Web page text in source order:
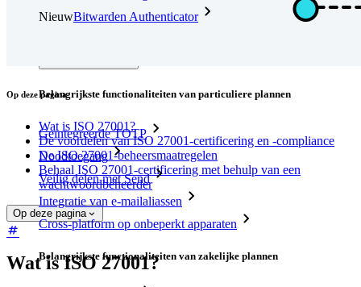
NieuwBitwarden Authenticator
Belangrijkste functionaliteiten van particuliere plannen
Geïntegreerde TOTP
Noodtoegang
Veilig delen met Send
Integratie van e-mailaliassen
Cross-platform op onbeperkt apparaten
Belangrijkste functionaliteiten van zakelijke plannen
Op deze pagina
Wat is ISO 27001?
De voordelen van ISO 27001-certificering en -compliance
De ISO 27001-beheersmaatregelen
Behaal ISO 27001-certificering met behulp van een
wachtwoordbeheerder
Op deze pagina
Wat is ISO 27001?